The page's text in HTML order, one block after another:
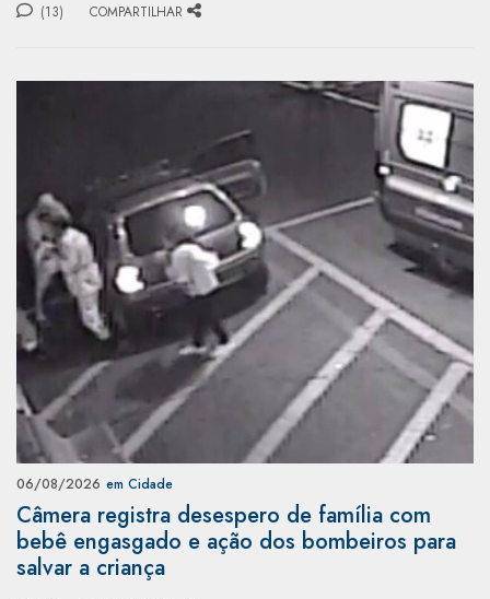
(13) COMPARTILHAR
06/08/2026 em Cidade
Câmera registra desespero de família com
bebê engasgado e ação dos bombeiros para
salvar a criança